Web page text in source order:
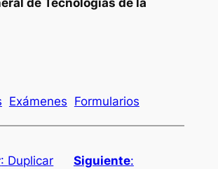
de Tecnologías de la
Exámenes Formularios
: Duplicar
Siguiente: